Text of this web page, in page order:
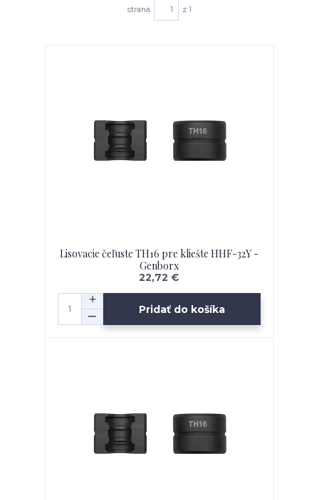
strana
z 1
Lisovacie čeľuste TH16 pre kliešte HHF-32Y -
Genborx
22,72 €
Pridať do košíka